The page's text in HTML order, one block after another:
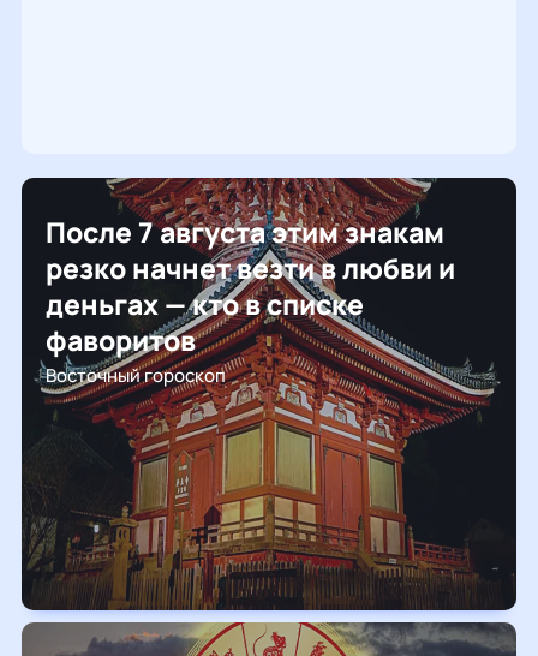
После 7 августа этим знакам
резко начнет везти в любви и
деньгах — кто в списке
фаворитов
Восточный гороскоп